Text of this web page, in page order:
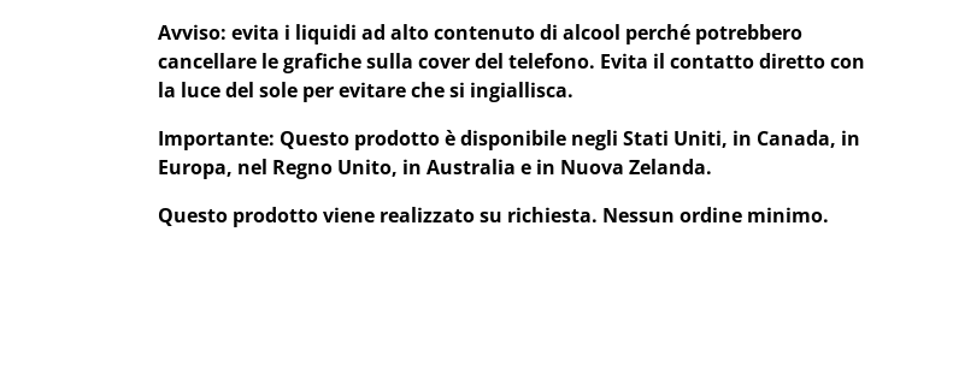
Avviso: evita i liquidi ad alto contenuto di alcool perché potrebbero
cancellare le grafiche sulla cover del telefono. Evita il contatto diretto con
la luce del sole per evitare che si ingiallisca.
Importante: Questo prodotto è disponibile negli Stati Uniti, in Canada, in
Europa, nel Regno Unito, in Australia e in Nuova Zelanda.
Questo prodotto viene realizzato su richiesta. Nessun ordine minimo.